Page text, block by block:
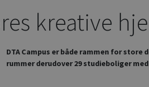
kreative
DTA Campus er både rammen for
rummer derudover 29 studieboliger